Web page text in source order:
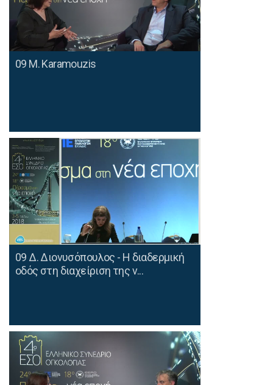
09 M. Karamouzis
09 Δ. Διονυσόπουλος - Η διαδερμική
οδός στη διαχείριση της ν...